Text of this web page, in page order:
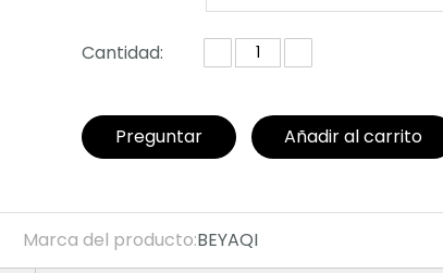
Cantidad:
Preguntar Añadir al carrito
Marca del producto:BEYAQI